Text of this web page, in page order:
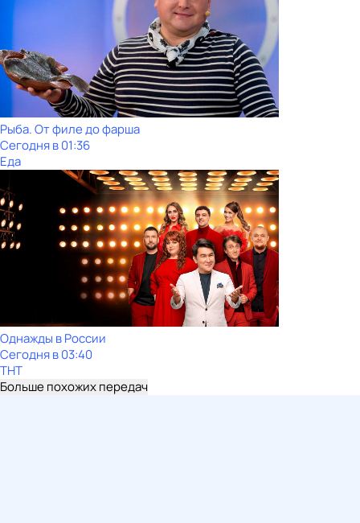
Рыба. От филе до фарша
Сегодня в 01:36
Еда
Однажды в России
Сегодня в 03:40
ТНТ
Больше похожих передач